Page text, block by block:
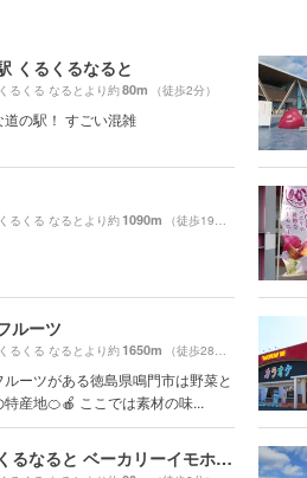
くるくるなると
るくる なるとより約80m （徒歩2分）
道の駅！ すごい混雑
るくる なるとより約1090m （徒歩19分）
ルーツ
るくる なるとより約1650m （徒歩28分）
ルーツがある徳島県鳴門市は野菜と
特産地🍊🍎 ここでは素材の味...
くるくるなると ベーカリーイモホルダ